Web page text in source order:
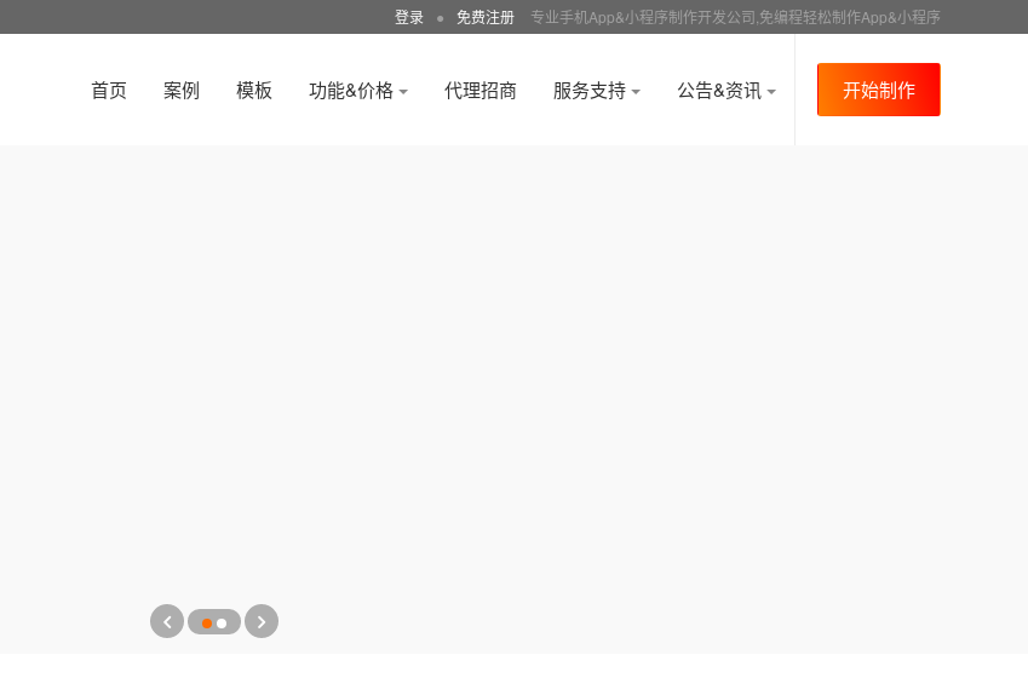
登录 ● 免费注册 专业手机App&小程序制作开发公司,免编程轻松制作App&小程序
首页 案例 模板 功能&价格 代理招商 服务支持 公告&资讯 开始制作